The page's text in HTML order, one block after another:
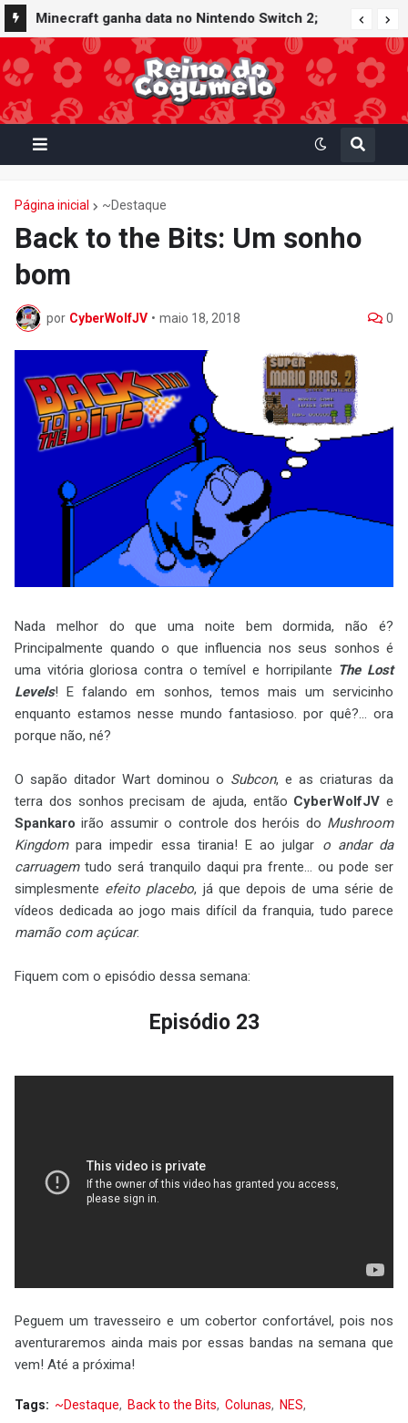
Minecraft ganha data no Nintendo Switch 2;
Super Mario Mash-Up receberá atualização
gráfica exclusiva
Página inicial ~Destaque
Back to the Bits: Um sonho
bom
por CyberWolfJV • maio 18, 2018 0
Nada melhor do que uma noite bem dormida, não é?
Principalmente quando o que influencia nos seus sonhos é
uma vitória gloriosa contra o temível e horripilante The Lost
Levels! E falando em sonhos, temos mais um servicinho
enquanto estamos nesse mundo fantasioso. por quê?... ora
porque não, né?
O sapão ditador Wart dominou o Subcon, e as criaturas da
terra dos sonhos precisam de ajuda, então CyberWolfJV e
Spankaro irão assumir o controle dos heróis do Mushroom
Kingdompara impedir essa tirania! E ao julgar o andar da
carruagemtudo será tranquilo daqui pra frente... ou pode ser
simplesmente efeito placebo, já que depois de uma série de
vídeos dedicada ao jogo mais difícil da franquia, tudo parece
mamão com açúcar.
Fiquem com o episódio dessa semana:
Episódio 23
Peguem um travesseiro e um cobertor confortável, pois nos
aventuraremos ainda mais por essas bandas na semana que
vem! Até a próxima!
Tags: ~Destaque Back to the Bits Colunas
NES